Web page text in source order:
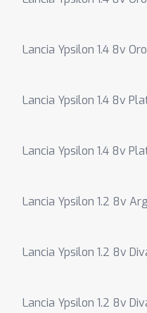
Lancia Ypsilon 1.4 8v
Lancia Ypsilon 1.4 8v
Lancia Ypsilon 1.4 8v
Lancia Ypsilon 1.2 8v
Lancia Ypsilon 1.2 8v
Lancia Ypsilon 1.2 8v